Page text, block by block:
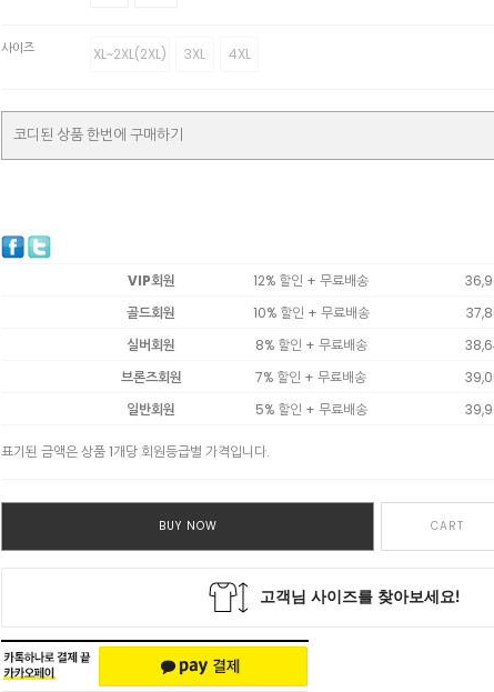
사이즈 XL~2XL(2XL) 3XL 4XL
코디된 상품 한번에 구매하기
VIP회원 12% 할인 + 무료배송
골드회원
10% 할인 + 무료배송
실버회원
8% 할인 + 무료배송
브론즈회원
7% 할인 + 무료배송
일반회원
5% 할인 + 무료배송
표기된 금액은 상품 1개당 회원등급별 가격입니다.
BUY NOW CART